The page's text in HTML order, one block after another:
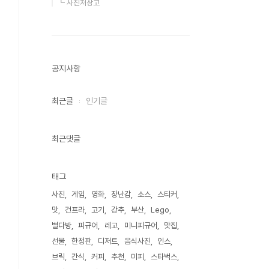
┗ 사진저장고
공지사항
최근글 인기글
최근댓글
태그
사진 게임 영화 장난감 소스
스티커
맛
건프라 고기 강추 부산
Lego
별다방
피규어 레고 미니피규어
맛집
선물
한정판 디저트 음식사진
인스
브릭
간식 커피 추천 미피
스타벅스